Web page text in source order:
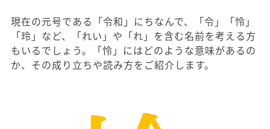
現在の元号である「令和」にちなんで、「令」「怜」
「玲」など、「れい」や「れ」を含む名前を考える方
もいるでしょう。「怜」にはどのような意味があるの
か、その成り立ちや読み方をご紹介します。